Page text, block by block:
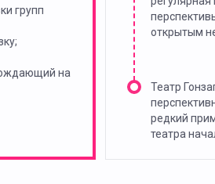
групп
на
открытым
Театр
редкий
театра